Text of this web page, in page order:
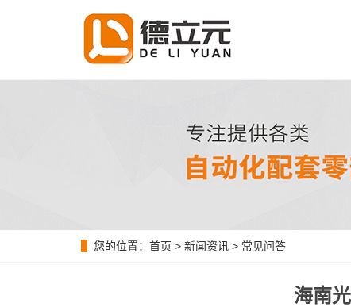
您的位置： 首页 > 新闻资讯 > 常见问答
海南